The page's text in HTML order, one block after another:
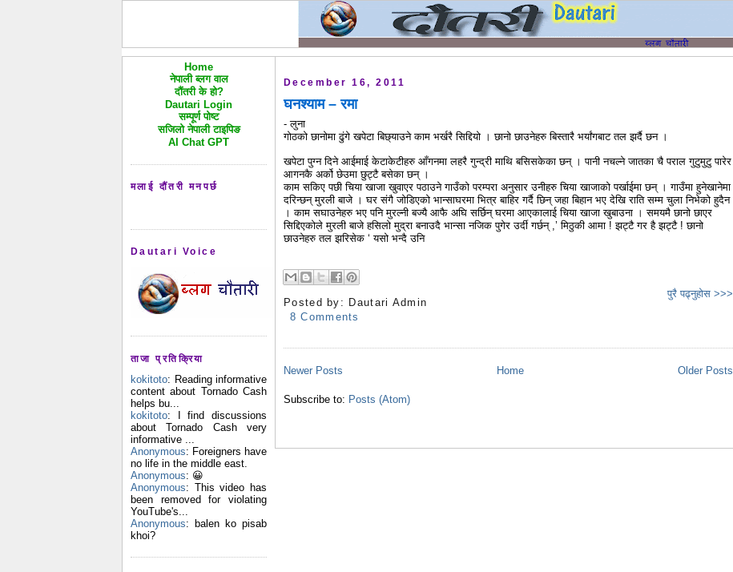
Home
नेपाली ब्लग वाल
दौंतरी के हो?
Dautari Login
सम्पूर्ण पोष्ट
सजिलो नेपाली टाइपिङ
AI Chat GPT
मलाई दौंतरी मनपर्छ
Dautari Voice
ताजा प्रतिक्रिया
kokitoto: Reading informative
content about Tornado Cash
helps bu...
kokitoto: I find discussions
about Tornado Cash very
informative ...
Anonymous: Foreigners have
no life in the middle east.
Anonymous: 😀
Anonymous: This video has
been removed for violating
YouTube's...
Anonymous: balen ko pisab
khoi?
December 16, 2011
घनश्याम – रमा
- लुना
गोठको छानोमा ढुंगे खपेटा बिछ्याउने काम भर्खरै सिद्दियो । छानो छाउनेहरु बिस्तारै भर्यांगबाट तल झर्दै छन ।
खपेटा पुग्न दिने आईमाई केटाकेटीहरु आँगनमा लहरै गुन्द्री माथि बसिसकेका छन् । पानी नचल्ने जातका चै पराल गुटुमुटु पारेर
आगनकै अर्को छेउमा छुट्टै बसेका छन् ।
काम सकिए पछी चिया खाजा खुवाएर पठाउने गाउँको परम्परा अनुसार उनीहरु चिया खाजाको पर्खाईमा छन् । गाउँमा हुनेखानेमा
दरिन्छन् मुरली बाजे । घर संगै जोडिएको भान्साघरमा भित्र बाहिर गर्दै छिन् जहा बिहान भए देखि राति सम्म चुला निभेको हुदैन
। काम सघाउनेहरु भए पनि मुरल्नी बज्यै आफै अघि सर्छिन् घरमा आएकालाई चिया खाजा खुबाउना । समयमै छानो छाएर
सिद्दिएकोले मुरली बाजे हसिलो मुद्रा बनाउदै भान्सा नजिक पुगेर उर्दी गर्छन् ,’ मिठुकी आमा ! झट्टै गर है झट्टै ! छानो
छाउनेहरु तल झरिसेक ‘ यसो भन्दै उनि
पुरै पढ्नुहोस >>>
Posted by: Dautari Admin
8 Comments
Newer Posts Older Posts
Home
Subscribe to: Posts (Atom)